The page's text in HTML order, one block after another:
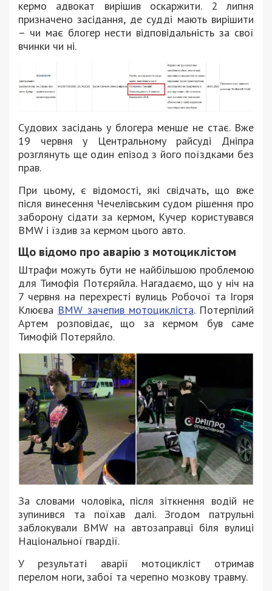
кермо адвокат вирішив оскаржити. 2 липня
призначено засідання, де судді мають вирішити
– чи має блогер нести відповідальність за свої
вчинки чи ні.
Судових засідань у блогера менше не стає. Вже
19 червня у Центральному райсуді Дніпра
розглянуть ще один епізод з його поїздками без
прав.
При цьому, є відомості, які свідчать, що вже
після винесення Чечелівським судом рішення про
заборону сідати за кермом, Кучер користувався
BMW і їздив за кермом цього авто.
Що відомо про аварію з мотоциклістом
Штрафи можуть бути не найбільшою проблемою
для Тимофія Потєряйла. Нагадаємо, що у ніч на
7 червня на перехресті вулиць Робочої та Ігоря
Клюєва BMW зачепив мотоцикліста. Потерпілий
Артем розповідає, що за кермом був саме
Тимофій Потеряйло.
За словами чоловіка, після зіткнення водій не
зупинився та поїхав далі. Згодом патрульні
заблокували BMW на автозаправці біля вулиці
Національної гвардії.
У результаті аварії мотоцикліст отримав
перелом ноги, забої та черепно мозкову травму.